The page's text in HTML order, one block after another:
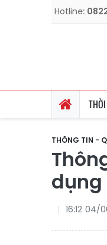
Hotline:
THÔNG TIN -
dụng
16:12 04/